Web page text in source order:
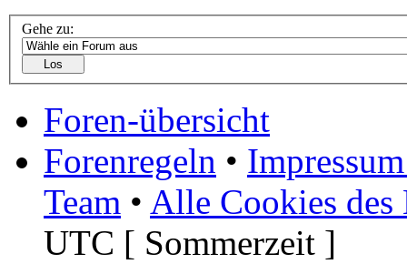
Gehe zu:
Foren-übersicht
Forenregeln •
Team • Alle Cookies des
UTC [ Sommerzeit ]